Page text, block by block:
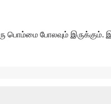
பொம்மை போலவும் இருக்கும்.